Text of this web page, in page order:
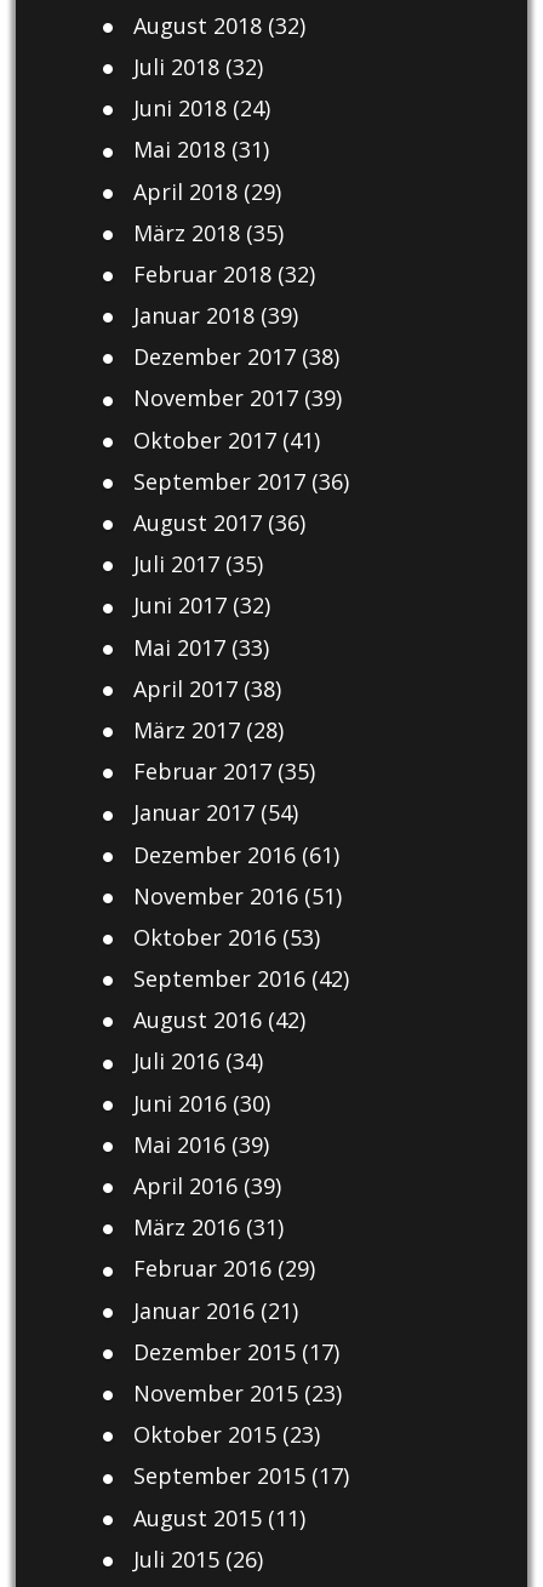
August 2018(32)
Juli 2018(32)
Juni 2018(24)
Mai 2018(31)
April 2018(29)
März 2018(35)
Februar 2018(32)
Januar 2018(39)
Dezember 2017(38)
November 2017(39)
Oktober 2017(41)
September 2017(36)
August 2017(36)
Juli 2017(35)
Juni 2017(32)
Mai 2017(33)
April 2017(38)
März 2017(28)
Februar 2017(35)
Januar 2017(54)
Dezember 2016(61)
November 2016(51)
Oktober 2016(53)
September 2016(42)
August 2016(42)
Juli 2016(34)
Juni 2016(30)
Mai 2016(39)
April 2016(39)
März 2016(31)
Februar 2016(29)
Januar 2016(21)
Dezember 2015(17)
November 2015(23)
Oktober 2015(23)
September 2015(17)
August 2015(11)
Juli 2015(26)